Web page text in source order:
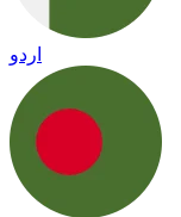
اردو